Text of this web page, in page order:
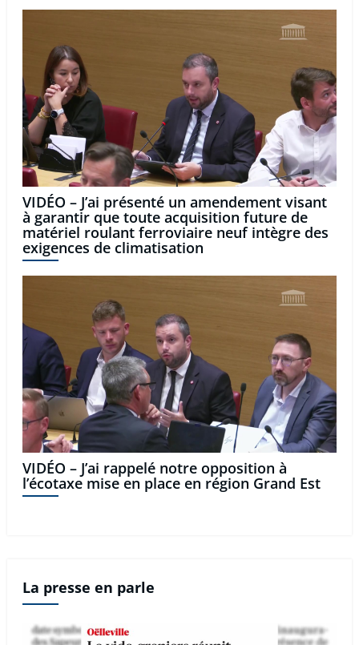
VIDÉO – J’ai présenté un amendement visant
à garantir que toute acquisition future de
matériel roulant ferroviaire neuf intègre des
exigences de climatisation
VIDÉO – J’ai rappelé notre opposition à
l’écotaxe mise en place en région Grand Est
La presse en parle